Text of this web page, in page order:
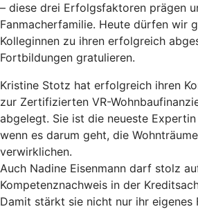
– diese drei Erfolgsfaktoren prägen
Fanmacherfamilie. Heute dürfen wir
Kolleginnen zu ihren erfolgreich
Fortbildungen gratulieren.
Kristine Stotz hat erfolgreich ihren
zur Zertifizierten VR-
abgelegt. Sie ist die neueste Expertin
wenn es darum geht, die
verwirklichen.
Auch Nadine Eisenmann darf stolz
Kompetenznachweis in der
Damit stärkt sie nicht nur ihr eigenes